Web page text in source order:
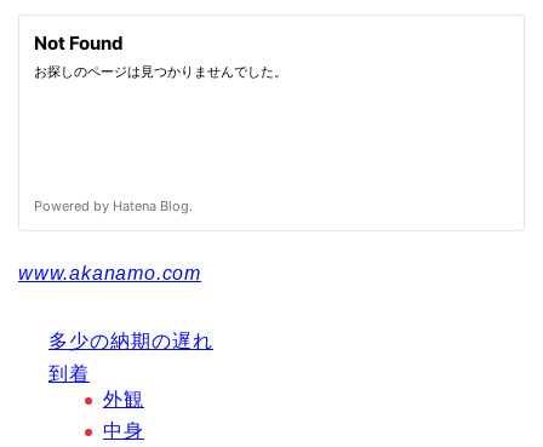
www.akanamo.com
多少の納期の遅れ
到着
外観
中身